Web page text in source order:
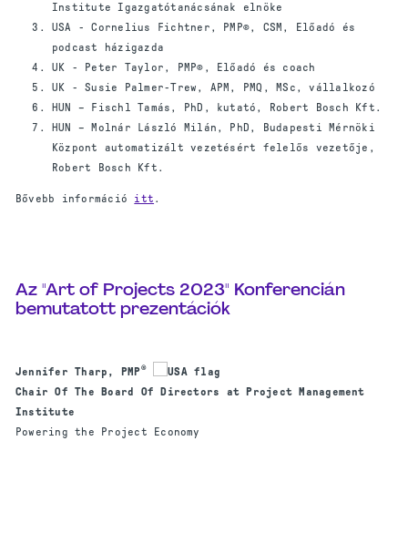
Institute Igazgatótanácsának elnöke
USA - Cornelius Fichtner, PMP®, CSM, Előadó és
podcast házigazda
UK - Peter Taylor, PMP®, Előadó és coach
UK - Susie Palmer-Trew, APM, PMQ, MSc, vállalkozó
HUN – Fischl Tamás, PhD, kutató, Robert Bosch Kft.
HUN – Molnár László Milán, PhD, Budapesti Mérnöki
Központ automatizált vezetésért felelős vezetője,
Robert Bosch Kft.
Bővebb információ itt .
Az "Art of Projects 2023" Konferencián
bemutatott prezentációk
Jennifer Tharp, PMP®
Chair Of The Board Of Directors at Project Management
Institute
Powering the Project Economy